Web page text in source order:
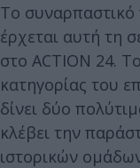
Το
έρχεται αυτή τη
στο ACTION 24.
κατηγορίας του
δίνει δύο
κλέβει την
ιστορικών